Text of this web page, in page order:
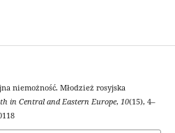
niemożność. Młodzież rosyjska
in Central and Eastern Europe, 10(15), 4–